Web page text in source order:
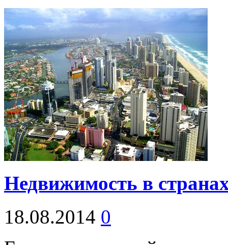
Недвижимость в
18.08.2014 0